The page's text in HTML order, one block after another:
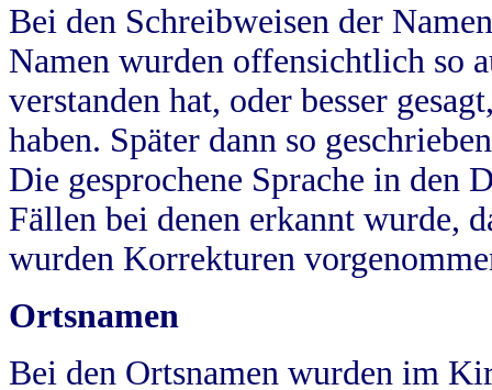
Bei den Schreibweisen der
Namen wurden offensichtlich so
verstanden hat, oder besser
haben. Später dann so
Die gesprochene Sprache in
Fällen bei denen erkannt wurde,
wurden Korrekturen
Ortsnamen
Bei den Ortsnamen wurden im